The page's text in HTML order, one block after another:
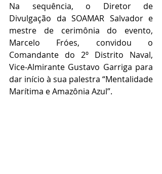
Na sequência, o Diretor de
Divulgação da SOAMAR Salvador e
mestre de cerimônia do evento,
Marcelo Fróes, convidou o
Comandante do 2º Distrito Naval,
Vice-Almirante Gustavo Garriga para
dar início à sua palestra “Mentalidade
Marítima e Amazônia Azul”.